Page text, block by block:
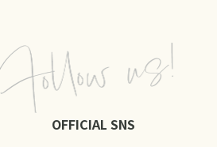
OFFICIAL SNS